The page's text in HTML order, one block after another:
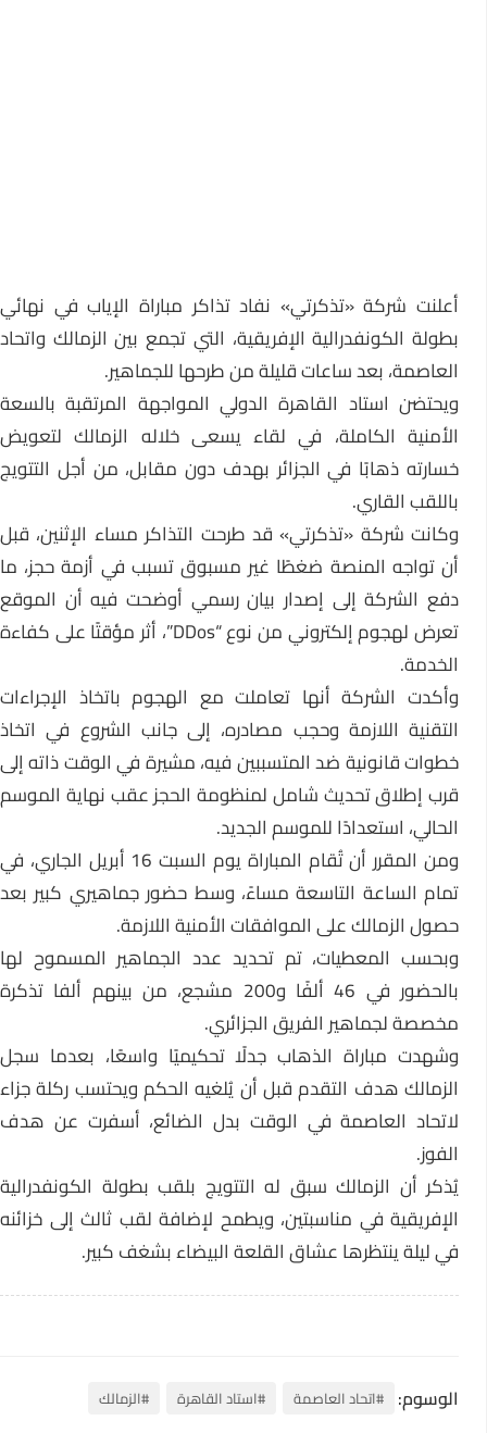
أعلنت شركة «تذكرتي» نفاد تذاكر مباراة الإياب في نهائي
بطولة الكونفدرالية الإفريقية، التي تجمع بين الزمالك واتحاد
العاصمة، بعد ساعات قليلة من طرحها للجماهير.
ويحتضن استاد القاهرة الدولي المواجهة المرتقبة بالسعة
الأمنية الكاملة، في لقاء يسعى خلاله الزمالك لتعويض
خسارته ذهابًا في الجزائر بهدف دون مقابل، من أجل التتويج
باللقب القاري.
وكانت شركة «تذكرتي» قد طرحت التذاكر مساء الإثنين، قبل
أن تواجه المنصة ضغطًا غير مسبوق تسبب في أزمة حجز، ما
دفع الشركة إلى إصدار بيان رسمي أوضحت فيه أن الموقع
تعرض لهجوم إلكتروني من نوع “DDos”، أثر مؤقتًا على كفاءة
الخدمة.
وأكدت الشركة أنها تعاملت مع الهجوم باتخاذ الإجراءات
التقنية اللازمة وحجب مصادره، إلى جانب الشروع في اتخاذ
خطوات قانونية ضد المتسببين فيه، مشيرة في الوقت ذاته إلى
قرب إطلاق تحديث شامل لمنظومة الحجز عقب نهاية الموسم
الحالي، استعدادًا للموسم الجديد.
ومن المقرر أن تُقام المباراة يوم السبت 16 أبريل الجاري، في
تمام الساعة التاسعة مساءً، وسط حضور جماهيري كبير بعد
حصول الزمالك على الموافقات الأمنية اللازمة.
وبحسب المعطيات، تم تحديد عدد الجماهير المسموح لها
بالحضور في 46 ألفًا و200 مشجع، من بينهم ألفا تذكرة
مخصصة لجماهير الفريق الجزائري.
وشهدت مباراة الذهاب جدلًا تحكيميًا واسعًا، بعدما سجل
الزمالك هدف التقدم قبل أن يُلغيه الحكم ويحتسب ركلة جزاء
لاتحاد العاصمة في الوقت بدل الضائع، أسفرت عن هدف
الفوز.
يُذكر أن الزمالك سبق له التتويج بلقب بطولة الكونفدرالية
الإفريقية في مناسبتين، ويطمح لإضافة لقب ثالث إلى خزائنه
في ليلة ينتظرها عشاق القلعة البيضاء بشغف كبير.
الوسوم: #اتحاد العاصمة #استاد القاهرة #الزمالك